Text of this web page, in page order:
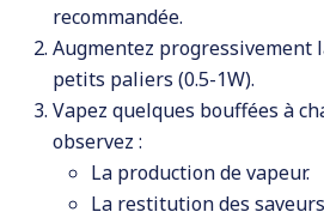
recommandée.
Augmentez progressivement
petits paliers (0.5-1W).
Vapez quelques bouffées à
observez :
La production de vapeur.
La restitution des